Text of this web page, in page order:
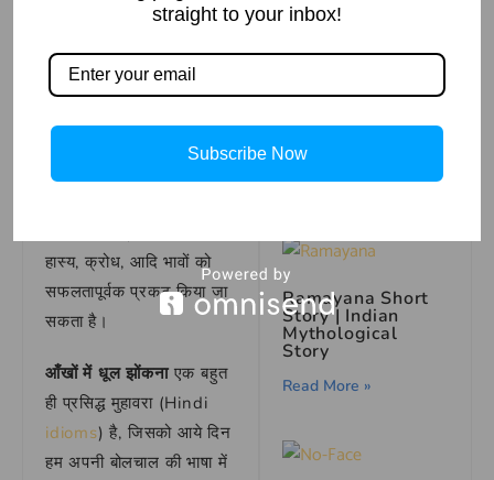
आम बात है. अपने शब्दों में
मुहावरों का प्रयोग करने से
आपकी भाषा काफी आकर्षक,
है, और आप काफी बड़ी बात
कम शब्दों में प्रभावपूर्ण ढंग से
हास्य, क्रोध, आदि भावों को
सफलतापूर्वक प्रकट किया जा
सकता है।
आँखों में धूल झोंकना एक बहुत
ही प्रसिद्ध मुहावरा (Hindi
idioms) है, जिसको आये दिन
हम अपनी बोलचाल की भाषा में
The Talkative
Turtle Kids story
Read More »
Ramayana Short
Story | Indian
Mythological
Story
Read More »
straight to your inbox!
Subscribe Now